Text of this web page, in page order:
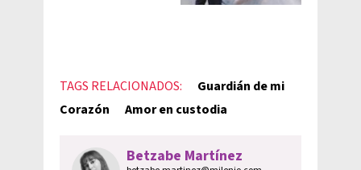
TAGS RELACIONADOS:
Guardián de mi
Corazón
Amor en custodia
Betzabe Martínez